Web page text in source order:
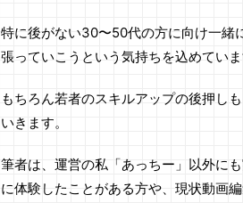
特に後がない30〜50代の方に向け一緒
張っていこうという気持ちを込めていま
もちろん若者のスキルアップの後押し
いきます。
筆者は、運営の私「あっちー」以外に
に体験したことがある方や、現状動画